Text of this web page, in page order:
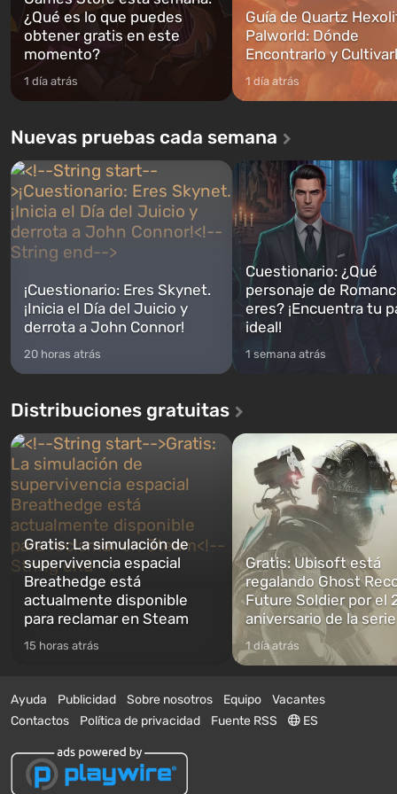
¿Qué es lo que puedes
obtener gratis en este
momento?
1 día atrás
Guía de Quartz
Palworld: Dónde
Encontrarlo y
1 día atrás
Nuevas pruebas cada semana
¡Cuestionario: Eres Skynet.
¡Inicia el Día del Juicio y
derrota a John Connor!
20 horas atrás
Cuestionario: ¿Qué
personaje de
eres? ¡Encuentra tu
ideal!
1 semana atrás
Distribuciones gratuitas
Gratis: La simulación de
supervivencia espacial
Breathedge está
actualmente disponible
para reclamar en Steam
15 horas atrás
Gratis: Ubisoft está
regalando Ghost
Future Soldier por el
aniversario de la serie
1 día atrás
Ayuda Publicidad Sobre nosotros Equipo
Vacantes
Contactos
Política de privacidad Fuente RSS ES